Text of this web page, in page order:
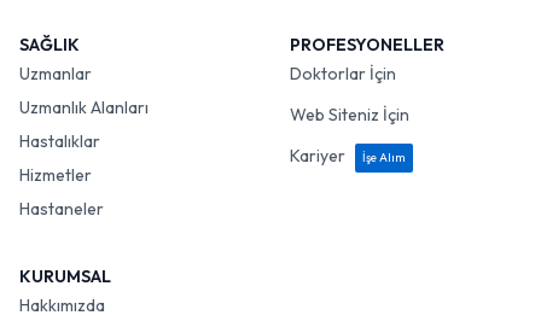
SAĞLIK
Uzmanlar
Uzmanlık Alanları
Hastalıklar
Hizmetler
Hastaneler
PROFESYONELLER
Doktorlar İçin
Web Siteniz İçin
Kariyer
İşe Alım
KURUMSAL
Hakkımızda